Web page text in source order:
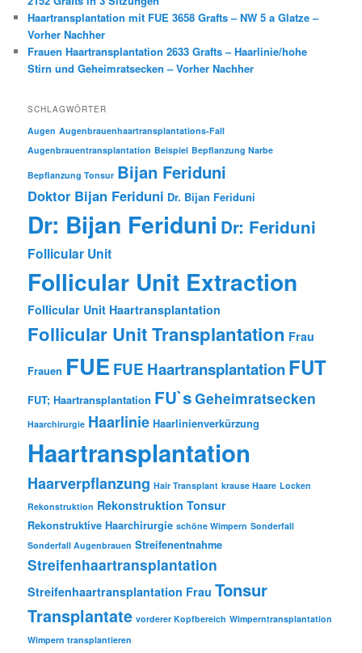
Haartransplantation mit FUE 3658 Grafts – NW 5 a Glatze –
Vorher Nachher
Frauen Haartransplantation 2633 Grafts – Haarlinie/hohe
Stirn und Geheimratsecken – Vorher Nachher
SCHLAGWÖRTER
Augen Augenbrauenhaartransplantations-Fall
Augenbrauentransplantation Beispiel Bepflanzung Narbe
Bepflanzung Tonsur Bijan Feriduni
Doktor Bijan Feriduni Dr. Bijan Feriduni
Dr: Bijan Feriduni Dr: Feriduni
Follicular Unit
Follicular Unit Extraction
Follicular Unit Haartransplantation
Follicular Unit Transplantation Frau
Frauen FUE FUE HaartransplantationFUT
FUT; Haartransplantation FU`sGeheimratsecken
Haarchirurgie Haarlinie Haarlinienverkürzung
Haartransplantation
Haarverpflanzung Hair Transplant krause Haare Locken
Rekonstruktion Rekonstruktion Tonsur
Rekonstruktive Haarchirurgie schöne Wimpern Sonderfall
Sonderfall Augenbrauen Streifenentnahme
Streifenhaartransplantation
Streifenhaartransplantation Frau Tonsur
Transplantate vorderer Kopfbereich Wimperntransplantation
Wimpern transplantieren